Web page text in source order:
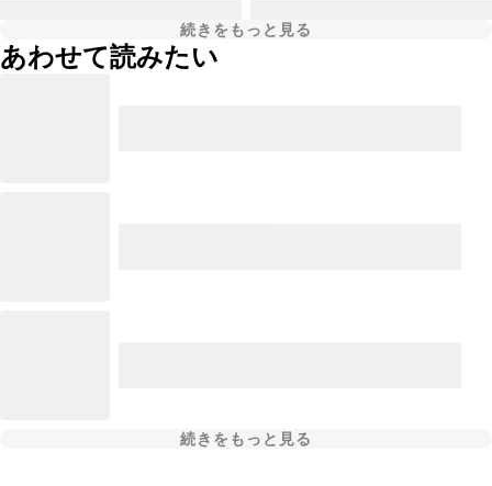
続きをもっと見る
あわせて読みたい
続きをもっと見る